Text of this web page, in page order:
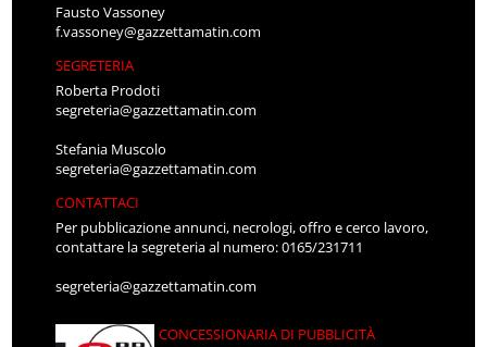
Fausto Vassoney
f.vassoney@gazzettamatin.com
SEGRETERIA
Roberta Prodoti
segreteria@gazzettamatin.com
Stefania Muscolo
segreteria@gazzettamatin.com
CONTATTACI
Per pubblicazione annunci, necrologi, offro e cerco lavoro,
contattare la segreteria al numero: 0165/231711
segreteria@gazzettamatin.com
CONCESSIONARIA DI PUBBLICITÀ